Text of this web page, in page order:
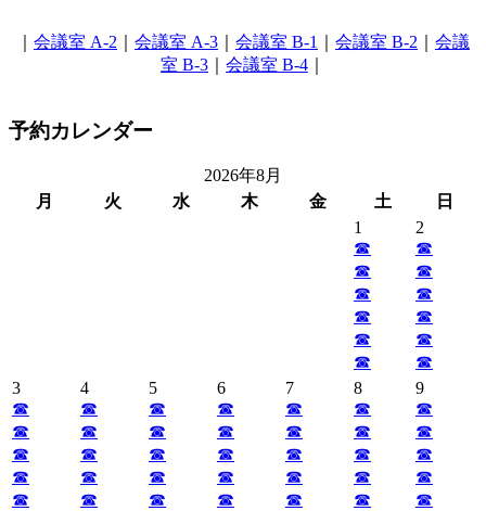
会議室 A-2 会議室 A-3 会議室 B-1 会議室 B-2
会議
室 B-3
会議室 B-4
予約カレンダー
2026年8月
月
火 水 木 金 土
日
1
☎︎
☎︎
☎︎
☎︎
☎︎
☎︎
2
☎︎
☎︎
☎︎
☎︎
☎︎
☎︎
3
☎︎
☎︎
☎︎
☎︎
☎︎
4
☎︎
☎︎
☎︎
☎︎
☎︎
5
☎︎
☎︎
☎︎
☎︎
☎︎
6
☎︎
☎︎
☎︎
☎︎
☎︎
7
☎︎
☎︎
☎︎
☎︎
☎︎
8
☎︎
☎︎
☎︎
☎︎
☎︎
9
☎︎
☎︎
☎︎
☎︎
☎︎